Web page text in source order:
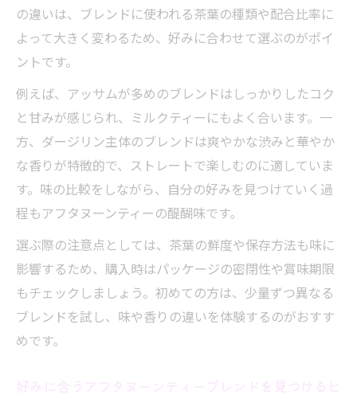
の違いは、ブレンドに使われる茶葉の種類や配合比率に
よって大きく変わるため、好みに合わせて選ぶのがポイ
ントです。
例えば、アッサムが多めのブレンドはしっかりしたコク
と甘みが感じられ、ミルクティーにもよく合います。一
方、ダージリン主体のブレンドは爽やかな渋みと華やか
な香りが特徴的で、ストレートで楽しむのに適していま
す。味の比較をしながら、自分の好みを見つけていく過
程もアフタヌーンティーの醍醐味です。
選ぶ際の注意点としては、茶葉の鮮度や保存方法も味に
影響するため、購入時はパッケージの密閉性や賞味期限
もチェックしましょう。初めての方は、少量ずつ異なる
ブレンドを試し、味や香りの違いを体験するのがおすす
めです。